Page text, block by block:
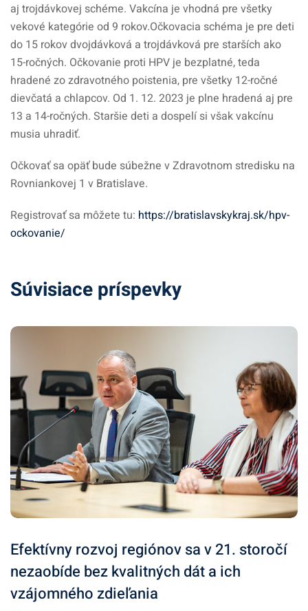
aj trojdávkovej schéme. Vakcína je vhodná pre všetky
vekové kategórie od 9 rokov.Očkovacia schéma je pre deti
do 15 rokov dvojdávková a trojdávková pre starších ako
15-ročných. Očkovanie proti HPV je bezplatné, teda
hradené zo zdravotného poistenia, pre všetky 12-ročné
dievčatá a chlapcov. Od 1. 12. 2023 je plne hradená aj pre
13 a 14-ročných. Staršie deti a dospelí si však vakcínu
musia uhradiť.
Očkovať sa opäť bude súbežne v Zdravotnom stredisku na
Rovniankovej 1 v Bratislave.
Registrovať sa môžete tu: https://bratislavskykraj.sk/hpv-
ockovanie/
Súvisiace príspevky
Efektívny rozvoj regiónov sa v 21. storočí
nezaobíde bez kvalitných dát a ich
vzájomného zdieľania